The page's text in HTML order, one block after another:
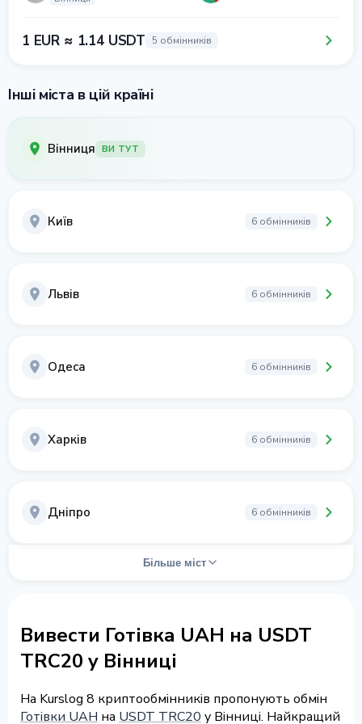
1 EUR ≈ 1.14 USDT 5 обмінників
Інші міста в цій країні
Вінниця ВИ ТУТ
Київ 6 обмінників
Львів 6 обмінників
Одеса 6 обмінників
Харків 6 обмінників
Дніпро 6 обмінників
Більше міст
Вивести Готівка UAH на USDT
TRC20 у Вінниці
На Kurslog 8 криптообмінників пропонують обмін
Готівки UAH на USDT TRC20 у Вінниці. Найкращий